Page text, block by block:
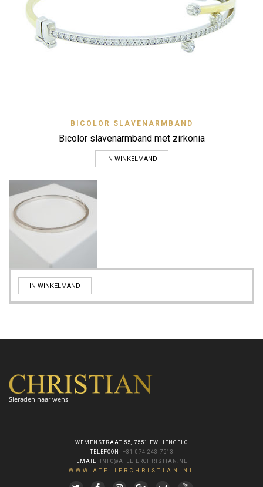
BICOLOR SLAVENARMBAND
Bicolor slavenarmband met zirkonia
IN WINKELMAND
IN WINKELMAND
Sieraden naar wens
WEMENSTRAAT 55, 7551 EW HENGELO
TELEFOON
+31 074 243 7513
EMAIL
INFO@ATELIERCHRISTIAN.NL
WWW.ATELIERCHRISTIAN.NL